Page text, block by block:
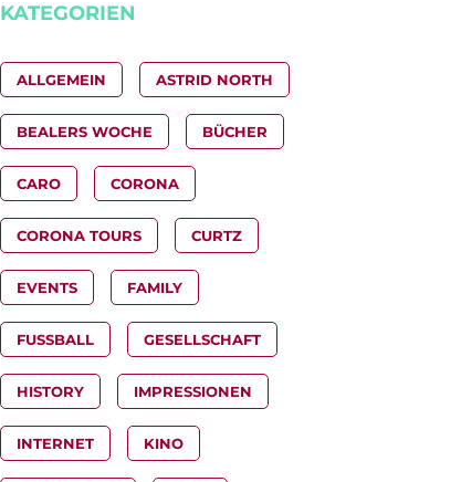
KATEGORIEN
ALLGEMEIN ASTRID NORTH
BEALERS WOCHE BÜCHER
CARO CORONA
CORONA TOURS CURTZ
EVENTS FAMILY
FUSSBALL GESELLSCHAFT
HISTORY IMPRESSIONEN
INTERNET KINO